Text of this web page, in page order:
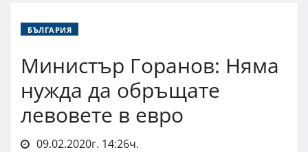
БЪЛГАРИЯ
Министър Горанов: Няма
нужда да обръщате
левовете в евро
09.02.2020г. 14:26ч.